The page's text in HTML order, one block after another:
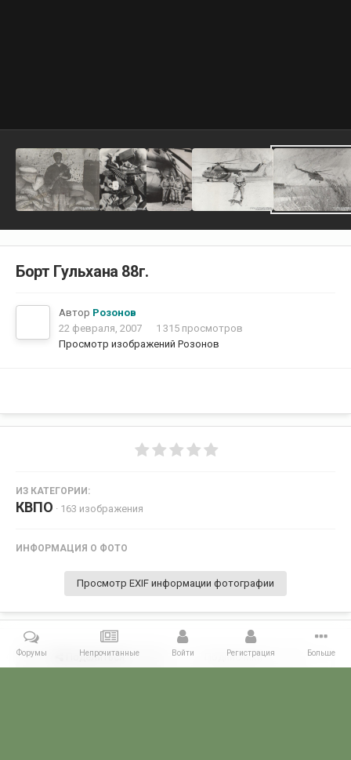
Борт Гульхана 88г.
Автор Розонов
22 февраля, 2007
1 315 просмотров
Просмотр изображений Розонов
ИЗ КАТЕГОРИИ:
КВПО · 163 изображения
ИНФОРМАЦИЯ О ФОТО
Просмотр EXIF информации фотографии
Поделиться Подписчики 0
Форумы Непрочитанные Войти Регистрация Больше